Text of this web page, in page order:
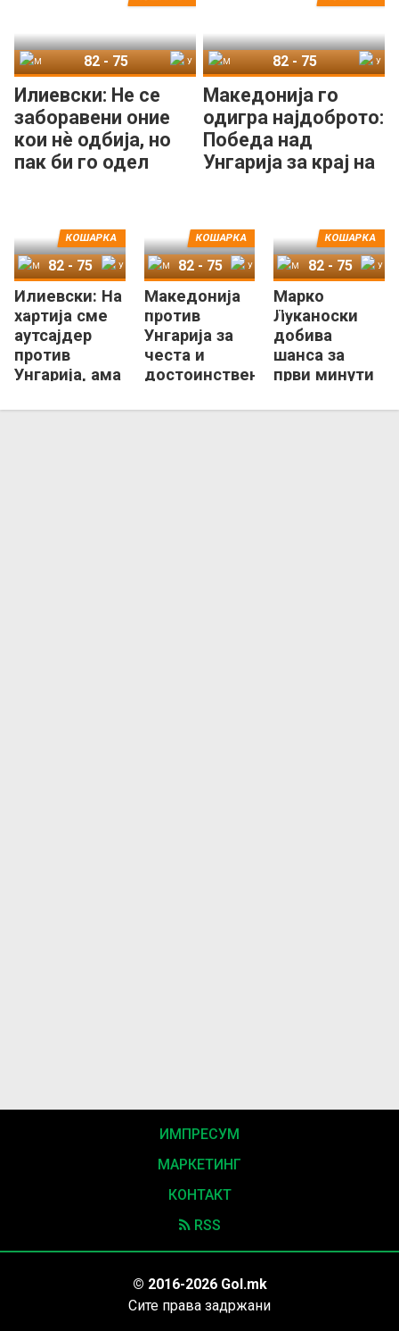
Илиевски: Не се
заборавени оние
кои нè одбија, но
пак би го одел
82-75
Македонија го
одигра најдоброто:
Победа над
Унгарија за крај на
82-75
Илиевски: На
хартија сме
аутсајдер
против
Унгарија, ама
бориме!
КОШАРКА
Македонија
82 - 75
Унгарија
Македонија
против
Унгарија за
честа и
достоинствен
циклусот
КОШАРКА
Македонија
82- 75
Марко
Луканоски
добива
шанса за
први минути
сениорскиот
КОШАРКА
Македонија
82- 75
ИМПРЕСУМ
МАРКЕТИНГ
КОНТАКТ
RSS
© 2016-2026 Gol.mk
Сите права задржани